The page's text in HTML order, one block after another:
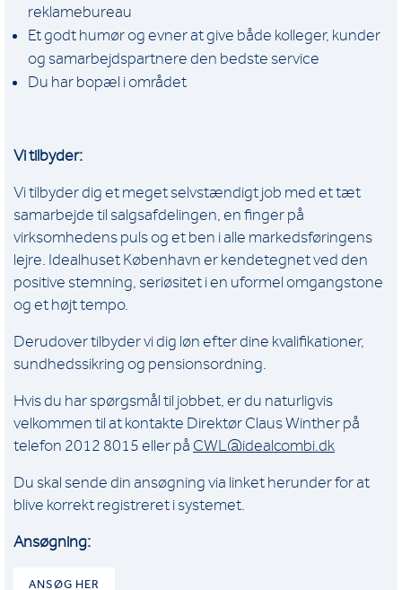
reklamebureau
Et godt humør og evner at give både kolleger, kunder
og samarbejdspartnere den bedste service
Du har bopæl i området
Vi tilbyder:
Vi tilbyder dig et meget selvstændigt job med et tæt
samarbejde til salgsafdelingen, en finger på
virksomhedens puls og et ben i alle markedsføringens
lejre. Idealhuset København er kendetegnet ved den
positive stemning, seriøsitet i en uformel omgangstone
og et højt tempo.
Derudover tilbyder vi dig løn efter dine kvalifikationer,
sundhedssikring og pensionsordning.
Hvis du har spørgsmål til jobbet, er du naturligvis
velkommen til at kontakte Direktør Claus Winther på
telefon 2012 8015 eller på CWL@idealcombi.dk
Du skal sende din ansøgning via linket herunder for at
blive korrekt registreret i systemet.
Ansøgning:
ANSØG HER